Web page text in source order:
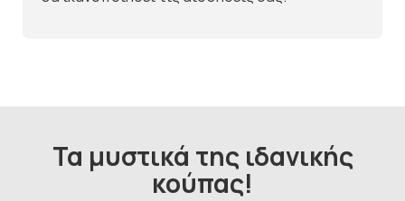
Τα μυστικά της ιδανικής
κούπας!